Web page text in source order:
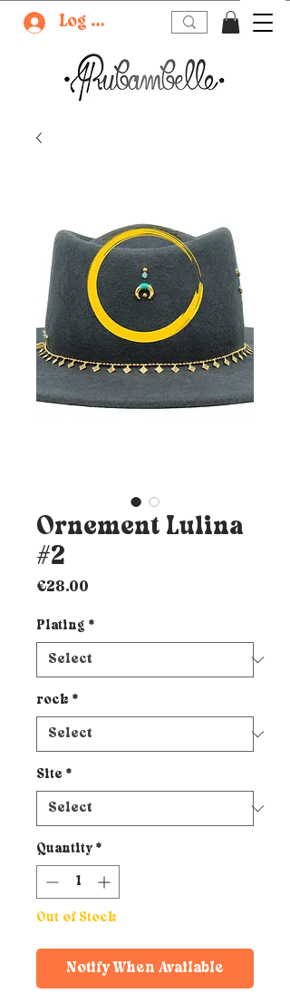
Log In
Ornement Lulina
#2
€28.00
Plating *
rock *
Site *
Quantity *
Out of Stock
Notify When Available